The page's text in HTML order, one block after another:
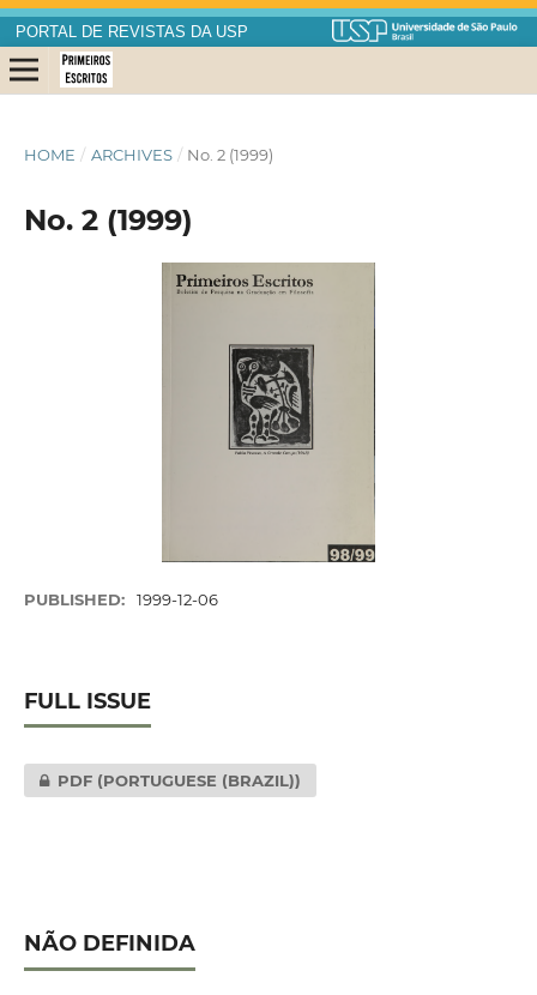
PORTAL DE REVISTAS DA USP
HOME / ARCHIVES / No. 2 (1999)
No. 2 (1999)
PUBLISHED: 1999-12-06
FULL ISSUE
PDF (PORTUGUESE (BRAZIL))
NÃO DEFINIDA